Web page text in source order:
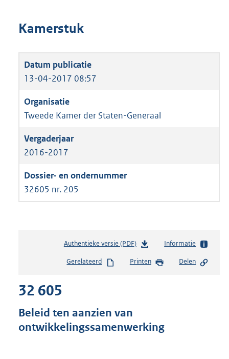
Kamerstuk
13-04-2017 08:57
Tweede Kamer der Staten-Generaal
2016-2017
32605 nr. 205
Authentieke versie (PDF)b
s
g
Informatie
Gerelateerd Printen Delen
32 605
Beleid ten aanzien van
ontwikkelingssamenwerking